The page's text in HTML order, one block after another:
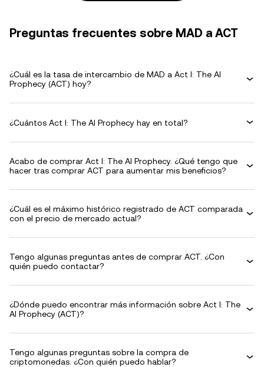
Preguntas frecuentes sobre MAD a ACT
¿Cuál es la tasa de intercambio de MAD a Act I: The AI
Prophecy (ACT) hoy?
¿Cuántos Act I: The AI Prophecy hay en total?
Acabo de comprar Act I: The AI Prophecy. ¿Qué tengo que
hacer tras comprar ACT para aumentar mis beneficios?
¿Cuál es el máximo histórico registrado de ACT comparada
con el precio de mercado actual?
Tengo algunas preguntas antes de comprar ACT. ¿Con
quién puedo contactar?
¿Dónde puedo encontrar más información sobre Act I: The
AI Prophecy (ACT)?
Tengo algunas preguntas sobre la compra de
criptomonedas. ¿Con quién puedo hablar?